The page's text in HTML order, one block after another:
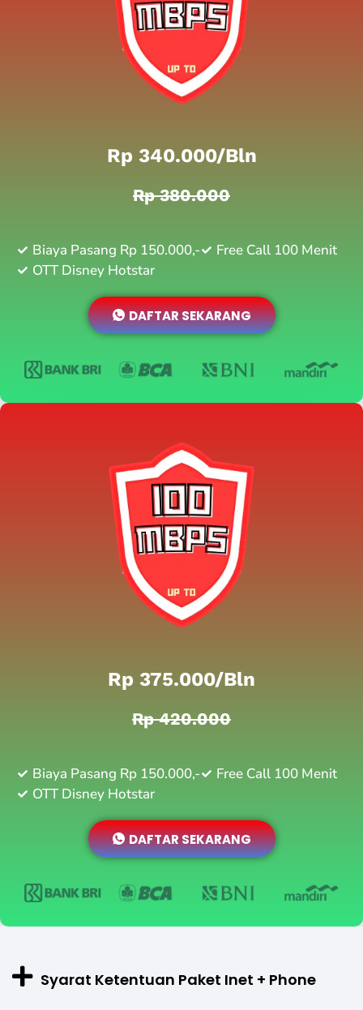
Rp 340.000/bln
Rp 380.000
Biaya Pasang Rp 150.000,-
Free Call 100 Menit
OTT Disney Hotstar
DAFTAR SEKARANG
Rp 375.000/bln
Rp 420.000
Biaya Pasang Rp 150.000,-
Free Call 100 Menit
OTT Disney Hotstar
DAFTAR SEKARANG
Syarat Ketentuan Paket Inet + Phone